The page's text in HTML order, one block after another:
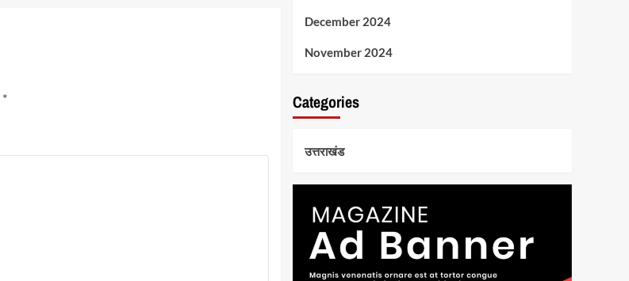
*
December 2024
November 2024
Categories
उत्तराखंड